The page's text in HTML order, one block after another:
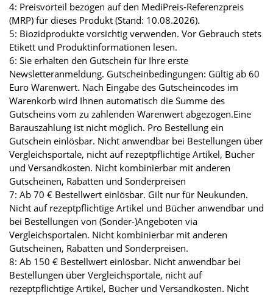
4: Preisvorteil bezogen auf den MediPreis-Referenzpreis
(MRP) für dieses Produkt (Stand: 10.08.2026).
5: Biozidprodukte vorsichtig verwenden. Vor Gebrauch stets
Etikett und Produktinformationen lesen.
6: Sie erhalten den Gutschein für Ihre erste
Newsletteranmeldung. Gutscheinbedingungen: Gültig ab 60
Euro Warenwert. Nach Eingabe des Gutscheincodes im
Warenkorb wird Ihnen automatisch die Summe des
Gutscheins vom zu zahlenden Warenwert abgezogen.Eine
Barauszahlung ist nicht möglich. Pro Bestellung ein
Gutschein einlösbar. Nicht anwendbar bei Bestellungen über
Vergleichsportale, nicht auf rezeptpflichtige Artikel, Bücher
und Versandkosten. Nicht kombinierbar mit anderen
Gutscheinen, Rabatten und Sonderpreisen
7: Ab 70 € Bestellwert einlösbar. Gilt nur für Neukunden.
Nicht auf rezeptpflichtige Artikel und Bücher anwendbar und
bei Bestellungen von (Sonder-)Angeboten via
Vergleichsportalen. Nicht kombinierbar mit anderen
Gutscheinen, Rabatten und Sonderpreisen.
8: Ab 150 € Bestellwert einlösbar. Nicht anwendbar bei
Bestellungen über Vergleichsportale, nicht auf
rezeptpflichtige Artikel, Bücher und Versandkosten. Nicht